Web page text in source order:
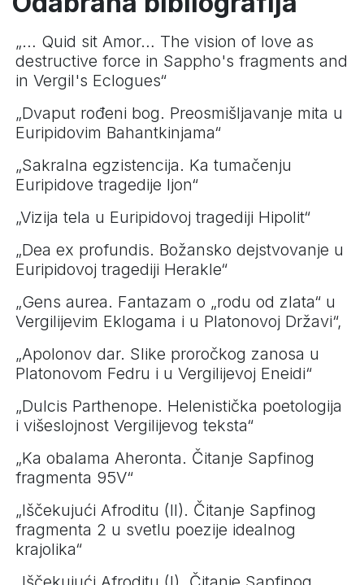
„… Quid sit Amor… The vision of love as
destructive force in Sappho's fragments and
in Vergil's Eclogues“
„Dvaput rođeni bog. Preosmišljavanje mita u
Euripidovim Bahantkinjama“
„Sakralna egzistencija. Ka tumačenju
Euripidove tragedije Ijon“
„Vizija tela u Euripidovoj tragediji Hipolit“
„Dea ex profundis. Božansko dejstvovanje u
Euripidovoj tragediji Herakle“
„Gens aurea. Fantazam o „rodu od zlata“ u
Vergilijevim Eklogama i u Platonovoj Državi“,
„Apolonov dar. Slike proročkog zanosa u
Platonovom Fedru i u Vergilijevoj Eneidi“
„Dulcis Parthenope. Helenistička poetologija
i višeslojnost Vergilijevog teksta“
„Ka obalama Aheronta. Čitanje Sapfinog
fragmenta 95V“
„Iščekujući Afroditu (II). Čitanje Sapfinog
fragmenta 2 u svetlu poezije idealnog
krajolika“